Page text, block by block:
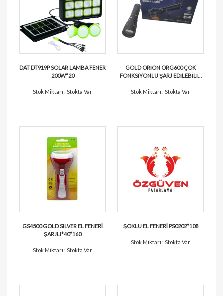
DAT DT919P SOLAR LAMBA FENER
200W*20
Stok Miktarı : Stokta Var
GOLD ORİON ORG600 ÇOK
FONKSİYONLU ŞARJ EDİLEBİLİR
Stok Miktarı : Stokta Var
GS4500 GOLD SILVER EL FENERİ
ŞARJLI*40*160
Stok Miktarı : Stokta Var
ŞOKLU EL FENERİ PS0202*108
Stok Miktarı : Stokta Var